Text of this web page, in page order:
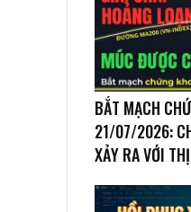
BẮT MẠCH
21/07/2026:
XẢY RA VỚI